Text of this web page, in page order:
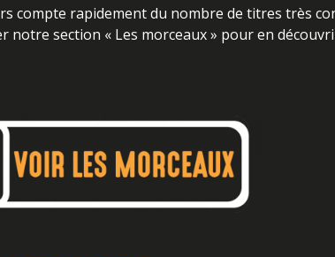
compte rapidement du nombre de titres très
notre section « Les morceaux » pour en